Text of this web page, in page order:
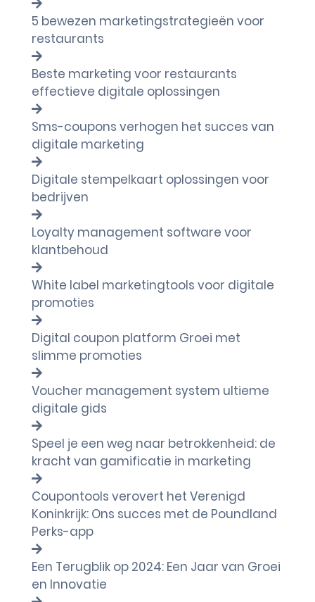
5 bewezen marketingstrategieën voor
restaurants
Beste marketing voor restaurants
effectieve digitale oplossingen
Sms-coupons verhogen het succes van
digitale marketing
Digitale stempelkaart oplossingen voor
bedrijven
Loyalty management software voor
klantbehoud
White label marketingtools voor digitale
promoties
Digital coupon platform Groei met
slimme promoties
Voucher management system ultieme
digitale gids
Speel je een weg naar betrokkenheid: de
kracht van gamificatie in marketing
Coupontools verovert het Verenigd
Koninkrijk: Ons succes met de Poundland
Perks-app
Een Terugblik op 2024: Een Jaar van Groei
en Innovatie